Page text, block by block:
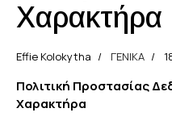
Χαρακτήρα
Effie Kolokytha ΓΕΝΙΚΑ
Πολιτική Προστασίας
Χαρακτήρα